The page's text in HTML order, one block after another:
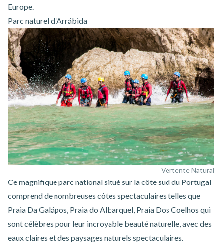
Europe.
Parc naturel d'Arrábida
Vertente Natural
Ce magnifique parc national situé sur la côte sud du Portugal
comprend de nombreuses côtes spectaculaires telles que
Praia Da Galápos, Praia do Albarquel, Praia Dos Coelhos qui
sont célèbres pour leur incroyable beauté naturelle, avec des
eaux claires et des paysages naturels spectaculaires.